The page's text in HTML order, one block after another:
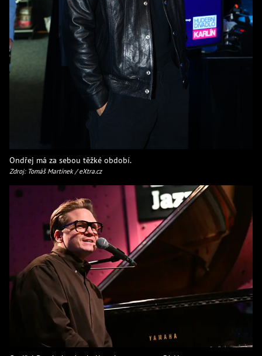
Ondřej má za sebou těžké období.
Zdroj: Tomáš Martínek / eXtra.cz